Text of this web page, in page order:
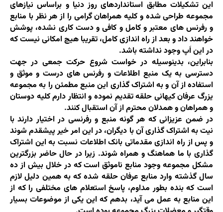
این تشکیلات مطابق استانداردهای روز دنیا و براساس نیازهای
مجموعه طراحی شده و کلیه همراهان گرامی را از هر نظر با منابع
و رفرنس های معتبر و کامل و کافی و دست کاری نشده، پوشش
خواهند داد و بعد از راه اندازی کامل، تقریبا هیچ امکانی نیست که
در این اَپ وجود نداشته باشد.
بنابراین، بدینوسیله در خواست شروع حرکت جمعی در جهت
دسترسی به یک منبع اطلاعات و رفرنس های درست و موثق و
استفاده از آن و به اشتراک گذاری این منبع مطمئن را به مجموعه
یزرگ عرفان کیهانی حلقه تقدیم نموده و انتظار دارم کلیه دوستان
و همراهان و همدلان محترم از آن استقبال کنند.
در ضمن عزیزانی که هر گونه منبع و رفرنسی در اختیار دارند با
نیت به اشتراک گذاری آن با دیگران، در این امر خیر پیشقدم شوند
و پس از راه اندازی مقدماتی بانک اطلاعات نسبت به این اشتراک
گذاری با ما هماهنگ و همراه شوند. زیرا در حال حاضر بزرگترین
مشکل مجموعه وجود منابع ناموثق است که در خلال بیش از ده
سال گذشته وارد منابع عرفان حلقه شده که به همین دلیل لازم
است که بنده بطور مداوم، پاسخ استعلام های مختلفی را که از
این منابع به عمل می آید، بدهم که این یکی از موضوعات بسیار